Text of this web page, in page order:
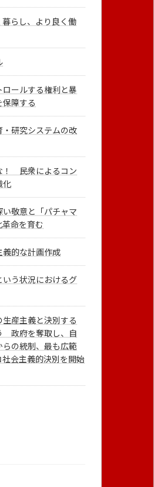
らし、より良く働
ールする権利と暴
障する
研究システムの改
！ 民衆によるコン
化
敬意と「パチャマ
命を育む
義的な計画作成
う状況におけるグ
産主義と決別する
政府を奪取し、自
の統制、最も広範
会主義的決別を開始